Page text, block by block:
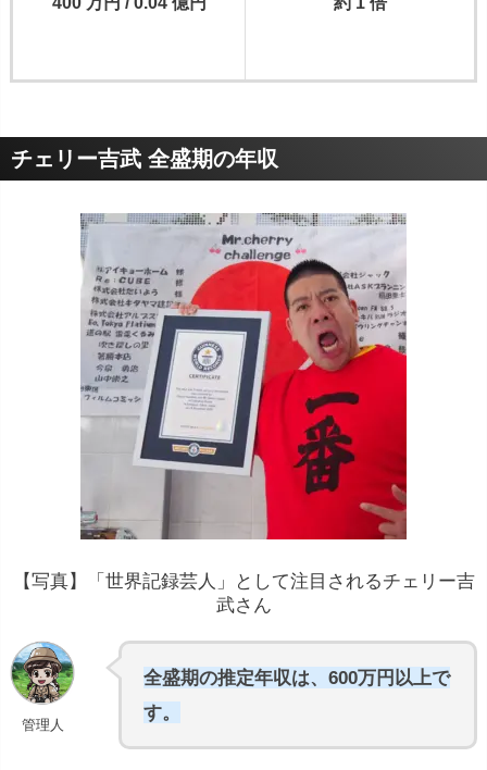
チェリー吉武 全盛期の年収
【写真】 「 世界記録芸人」
として注目されるチェリー吉
武さん
管理人
全盛期の推定年収は、600万円以上で
す。